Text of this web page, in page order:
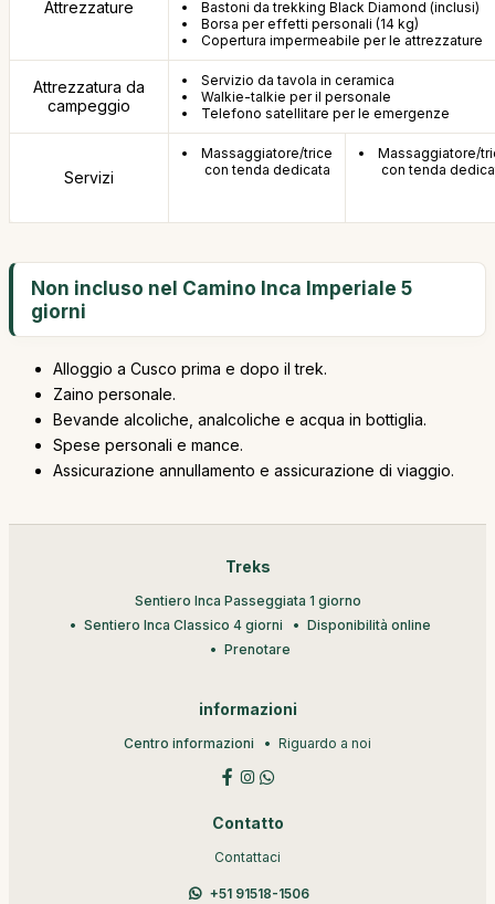
Attrezzature
Bastoni da trekking Black Diamond (inclusi)
Borsa per effetti personali (14 kg)
Copertura impermeabile per le attrezzature
Attrezzatura da
campeggio
Servizio da tavola in ceramica
Walkie-talkie per il personale
Telefono satellitare per le emergenze
Servizi
Massaggiatore/trice
con tenda dedicata
Massaggiatore/
con tenda
Non incluso nel Camino Inca Imperiale 5
giorni
Alloggio a Cusco prima e dopo il trek.
Zaino personale.
Bevande alcoliche, analcoliche e acqua in bottiglia.
Spese personali e mance.
Assicurazione annullamento e assicurazione di viaggio.
Treks
Sentiero Inca Passeggiata 1 giorno
Sentiero Inca Classico 4 giorni
Disponibilità online
Prenotare
informazioni
Centro informazioni Riguardo a noi
Contatto
Contattaci
+51 91518-1506